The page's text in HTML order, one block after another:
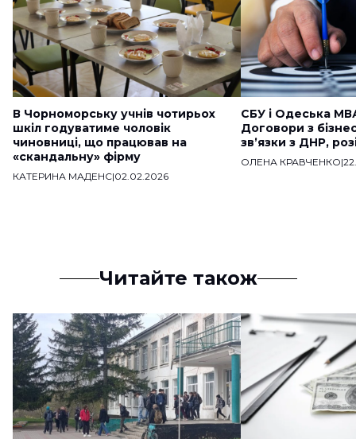
В Чорноморську учнів чотирьох
шкіл годуватиме чоловік
чиновниці, що працював на
«скандальну» фірму
КАТЕРИНА МАДЕНС|02.02.2026
СБУ і Одеська
Договори з
звʼязки з ДНР,
ОЛЕНА КРАВЧЕНКО|
Читайте також